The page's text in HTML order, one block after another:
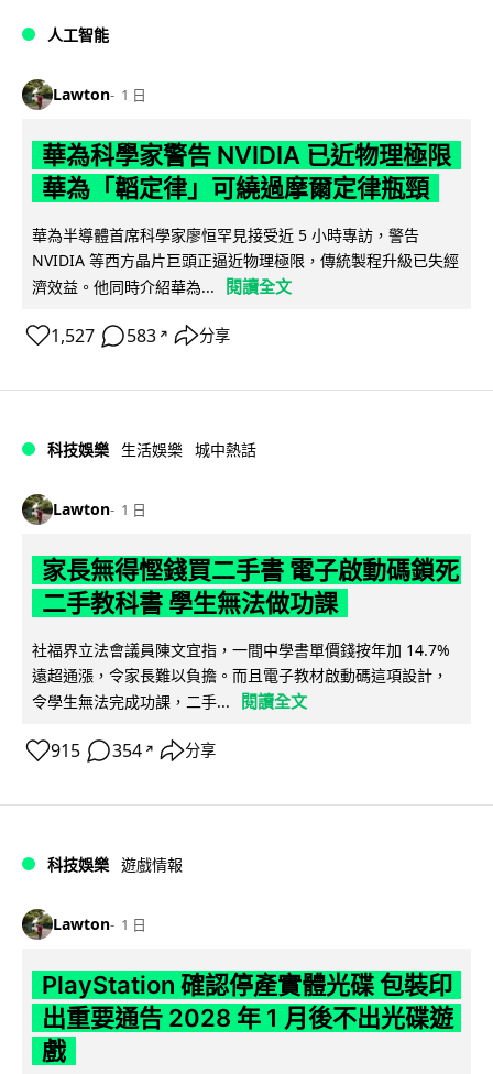
人工智能
Lawton 1 日
華為科學家警告 NVIDIA 已近物理極限
華為「韜定律」可繞過摩爾定律瓶頸
華為半導體首席科學家廖恒罕見接受近 5 小時專訪，警告
NVIDIA 等西方晶片巨頭正逼近物理極限，傳統製程升級已失經
濟效益。他同時介紹華為...
閱讀全文
1,527 583 ↗ 分享
科技娛樂 生活娛樂 城中熱話
Lawton 1 日
家長無得慳錢買二手書 電子啟動碼鎖死
二手教科書 學生無法做功課
社福界立法會議員陳文宜指，一間中學書單價錢按年加 14.7%
遠超通漲，令家長難以負擔。而且電子教材啟動碼這項設計，
令學生無法完成功課，二手...
閱讀全文
915 354 ↗ 分享
科技娛樂 遊戲情報
Lawton 1 日
PlayStation 確認停產實體光碟 包裝印
出重要通告 2028 年 1 月後不出光碟遊
戲